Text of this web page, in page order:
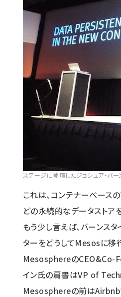
ステージに登壇したジョシュア・バー
これは、コンテナーベース
どの永続的なデータストア
もう少し言えば、バーンス
ターをどうしてMesosに移
MesosphereのCEO&Co-
イン氏の肩書はVP of
Mesosphereの前はAirbnb